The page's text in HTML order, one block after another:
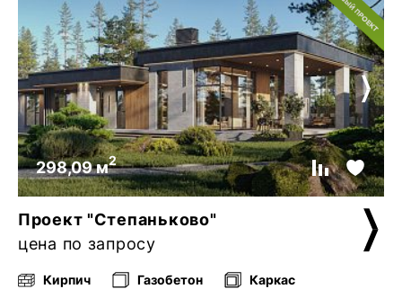
298,09 м2
Проект "Степаньково"
цена по запросу
Кирпич Газобетон Каркас